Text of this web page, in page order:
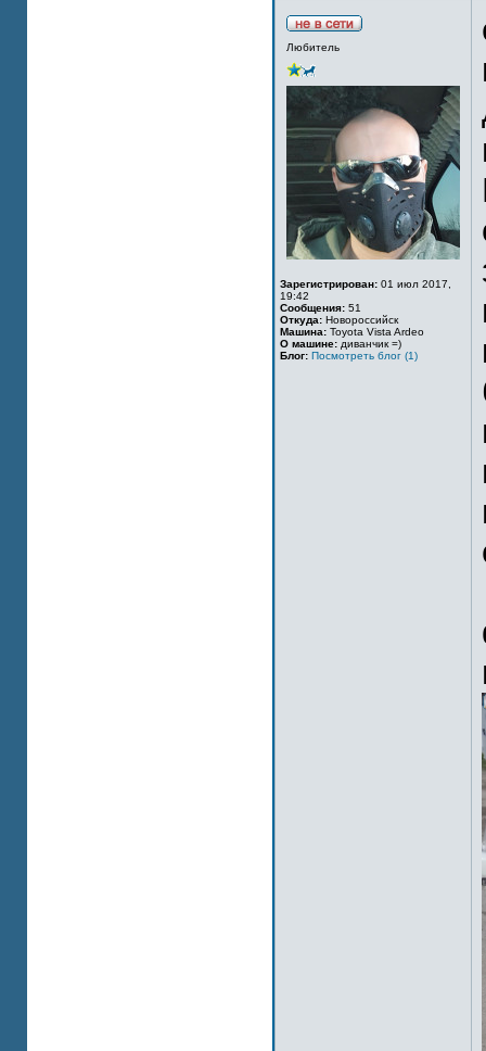
Любитель
Зарегистрирован: 01 июл 2017,
19:42
Сообщения: 51
Откуда: Новороссийск
Машина: Toyota Vista Ardeo
О машине: диванчик =)
Блог: Посмотреть блог (1)